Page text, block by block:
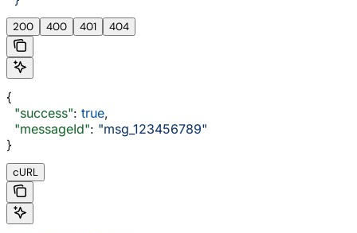
200 400 401 404
{
  "success"
: true,
  "messageId"
: "msg_123456789"
}
cURL